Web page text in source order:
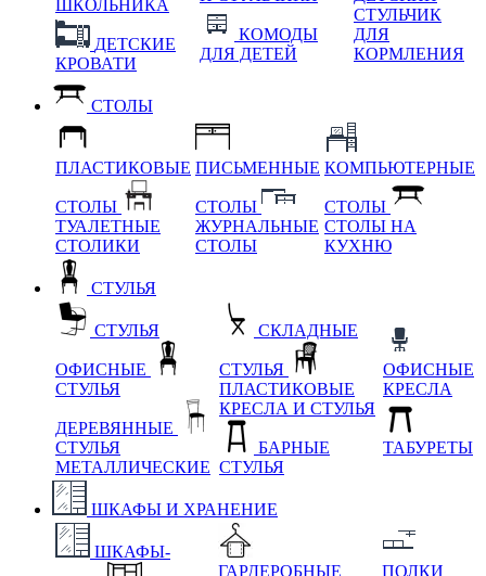
ШКОЛЬНИКА
ДЕТСКИЕ
КРОВАТИ
КОМОДЫ
ДЛЯ ДЕТЕЙ
СТУЛЬЧИК
ДЛЯ
КОРМЛЕНИЯ
СТОЛЫ
ПЛАСТИКОВЫЕ
СТОЛЫ
ТУАЛЕТНЫЕ
СТОЛИКИ
ПИСЬМЕННЫЕ
СТОЛЫ
ЖУРНАЛЬНЫЕ
СТОЛЫ
КОМПЬЮТЕРНЫЕ
СТОЛЫ
СТОЛЫ НА
КУХНЮ
СТУЛЬЯ
СТУЛЬЯ
ОФИСНЫЕ
СТУЛЬЯ
ДЕРЕВЯННЫЕ
СТУЛЬЯ
МЕТАЛЛИЧЕСКИЕ
СКЛАДНЫЕ
СТУЛЬЯ
ПЛАСТИКОВЫЕ
КРЕСЛА И СТУЛЬЯ
БАРНЫЕ
СТУЛЬЯ
ОФИСНЫЕ
КРЕСЛА
ТАБУРЕТЫ
ШКАФЫ И ХРАНЕНИЕ
ШКАФЫ-
ГАРДЕРОБНЫЕ
ПОЛКИ